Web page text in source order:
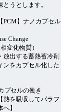
とうとします。
PCM】ナノカプセル
Change
変化物質）
放出する蓄熱蓄冷剤
ンをカプセル化した
プセルの働き
を吸収してパラフ
】